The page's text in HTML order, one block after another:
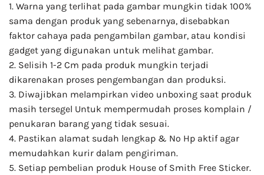
1. Warna yang terlihat pada gambar mungkin tidak 100%
sama dengan produk yang sebenarnya, disebabkan
faktor cahaya pada pengambilan gambar, atau kondisi
gadget yang digunakan untuk melihat gambar.
2. Selisih 1-2 Cm pada produk mungkin terjadi
dikarenakan proses pengembangan dan produksi.
3. Diwajibkan melampirkan video unboxing saat produk
masih tersegel Untuk mempermudah proses komplain /
penukaran barang yang tidak sesuai.
4. Pastikan alamat sudah lengkap & No Hp aktif agar
memudahkan kurir dalam pengiriman.
5. Setiap pembelian produk House of Smith Free Sticker.